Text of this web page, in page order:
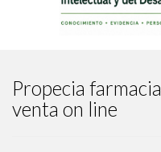
Propecia farmacia
venta on line